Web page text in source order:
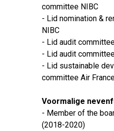
committee NIBC
- Lid nomination &
NIBC
- Lid audit
- Lid audit
- Lid sustainable
committee Air
Voormalige
- Member of the
(2018-2020)